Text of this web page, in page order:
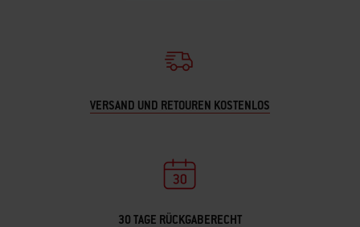
VERSAND UND RETOUREN KOSTENLOS
30 TAGE RÜCKGABERECHT